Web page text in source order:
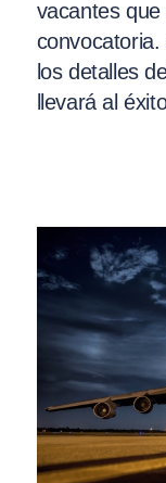
vacantes
los detalles
llevará al